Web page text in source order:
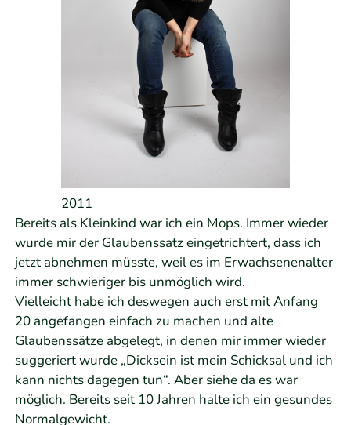
2011
Bereits als Kleinkind war ich ein Mops. Immer wieder
wurde mir der Glaubenssatz eingetrichtert, dass ich
jetzt abnehmen müsste, weil es im Erwachsenenalter
immer schwieriger bis unmöglich wird.
Vielleicht habe ich deswegen auch erst mit Anfang
20 angefangen einfach zu machen und alte
Glaubenssätze abgelegt, in denen mir immer wieder
suggeriert wurde „Dicksein ist mein Schicksal und ich
kann nichts dagegen tun“. Aber siehe da es war
möglich. Bereits seit 10 Jahren halte ich ein gesundes
Normalgewicht.